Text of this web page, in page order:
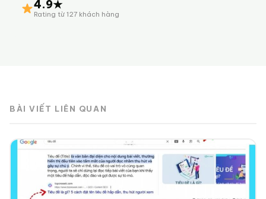
4.9★
Rating từ 127 khách hàng
BÀI VIẾT LIÊN QUAN